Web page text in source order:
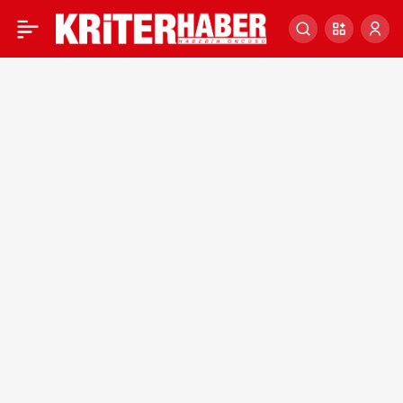
Bakan Kacır: Türkiye 0